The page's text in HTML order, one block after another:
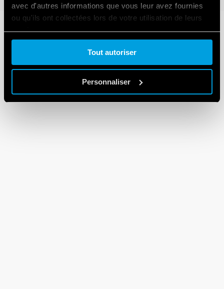
avec d'autres informations que vous leur avez fournies
ou qu'ils ont collectées lors de votre utilisation de leurs
services.
Tout autoriser
Personnaliser